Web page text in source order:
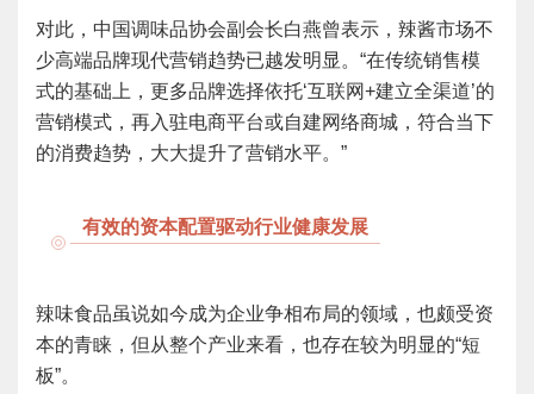
对此，中国调味品协会副会长白燕曾表示，辣酱市场不
少高端品牌现代营销趋势已越发明显。“在传统销售模
式的基础上，更多品牌选择依托‘互联网+建立全渠道’的
营销模式，再入驻电商平台或自建网络商城，符合当下
的消费趋势，大大提升了营销水平。”
有效的资本配置驱动行业健康发展
辣味食品虽说如今成为企业争相布局的领域，也颇受资
本的青睐，但从整个产业来看，也存在较为明显的“短
板”。